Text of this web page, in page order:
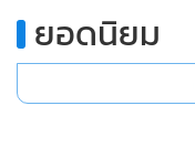
ยอดนิยม